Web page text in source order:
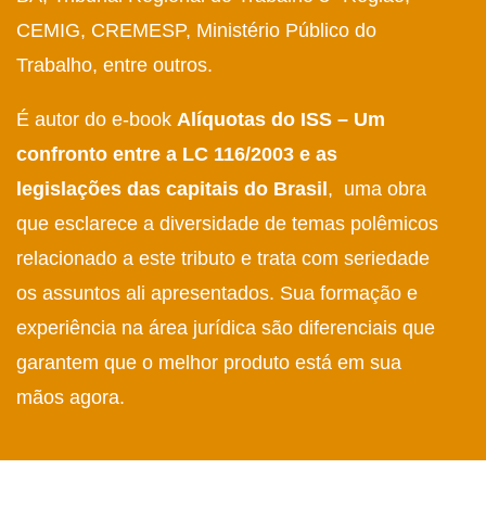
CEMIG, CREMESP, Ministério Público do
Trabalho, entre outros.
É autor do e-book Alíquotas do ISS – Um
confronto entre a LC 116/2003 e as
legislações das capitais do Brasil, uma obra
que esclarece a diversidade de temas polêmicos
relacionado a este tributo e trata com seriedade
os assuntos ali apresentados. Sua formação e
experiência na área jurídica são diferenciais que
garantem que o melhor produto está em sua
mãos agora.